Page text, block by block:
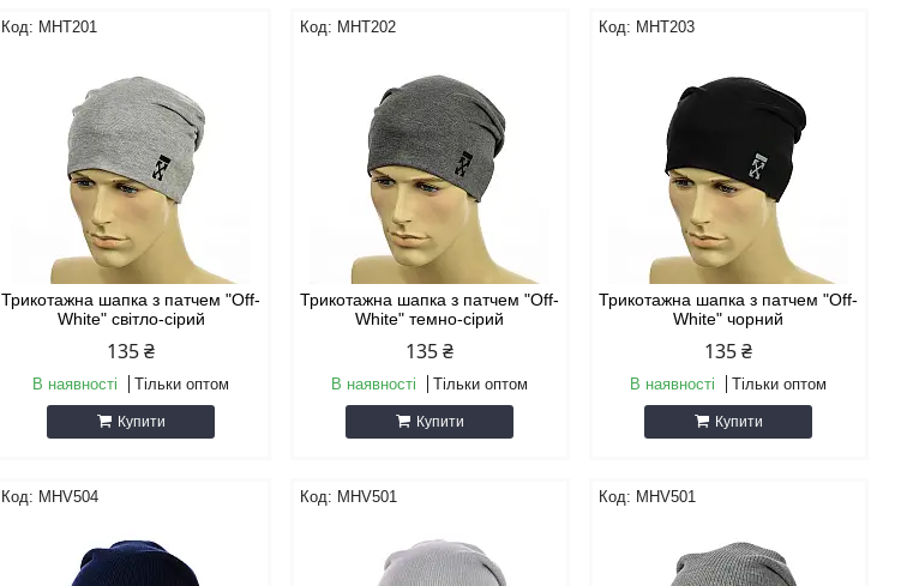
MHT201
Трикотажна шапка з патчем "Off-
White" світло-сірий
135 ₴
В наявності Тільки оптом
Купити
MHT202
Трикотажна шапка з патчем "Off-
White" темно-сірий
135 ₴
В наявності Тільки оптом
Купити
MHT203
Трикотажна шапка з патчем "Off-
White" чорний
135 ₴
В наявності Тільки оптом
Купити
MHV504 MHV501 MHV501